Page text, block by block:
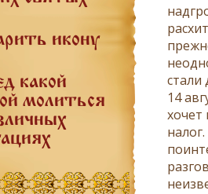
икону
какой
молиться
стали
14
хочет